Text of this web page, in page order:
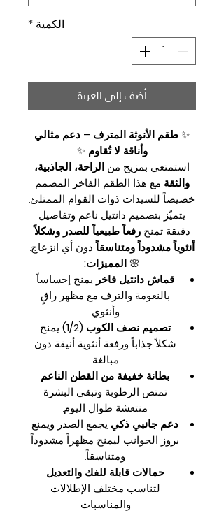
الكمية *
أضِف إلى العربة
✨طقم الأنوثة المترف – دعم مثالي
وأناقة لا تُقاوم ✨
استمتعي بمزيج من الراحة، الجاذبية،
والثقة مع هذا الطقم الفاخر المصمم
خصيصاً للسيدات ذوات القوام الممتلئ.
يتميّز بتصميم دانتيل ناعم وتفاصيل
دقيقة تمنحرفعاً طبيعياً للصدر وشكلاً
أنثوياً مشدوداً ومتناسقاًدون أي انزعاج.
🌸 المميزات:
قماش دانتيل فاخر يمنح إحساساً
بالنعومة والترف مع مظهر راقٍ
وأنثوي.
تصميم نصف الكوب (1/2)
يمنح
شكلاً جذاباً ورفعة أنثوية أنيقة دون
مبالغة.
بطانة خفيفة من القطن الناعم
تمتص الرطوبة وتبقي البشرة
منتعشة طوال اليوم.
دعم جانبي ذكي يجمع الصدر ويمنع
بروز الجوانب ليمنح مظهراً مشدوداً
ومتناسقاً.
حمالات قابلة للفك والتعديل
لتناسب مختلف الإطلالات
والمناسبات.